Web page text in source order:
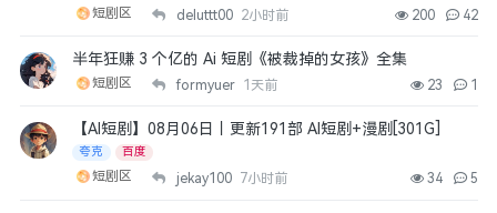
短剧区 deluttt00 2小时前 200 42
半年狂赚 3 个亿的 Ai 短剧《被裁掉的女孩》全集
短剧区 formyuer 1天前 23 1
【AI短剧】08月06日丨更新191部 AI短剧+漫剧[301G]
夸克 百度
短剧区 jekay100 7小时前 34 5